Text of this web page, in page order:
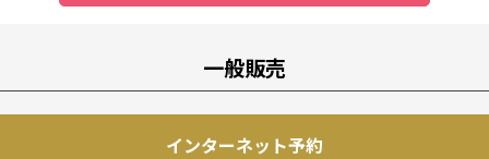
一般販売
インターネット予約